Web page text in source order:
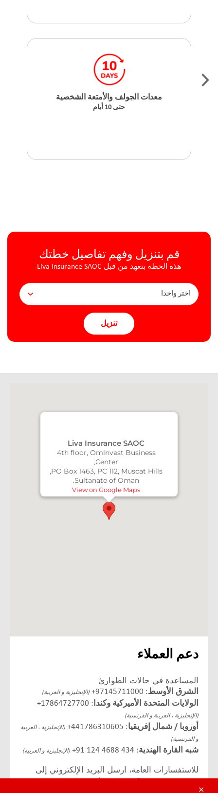
معدات الجولف والأمتعة الشخصية
حتى 10 أيام
قم بتنزيل وفهم تفاصيل خطتك
هذه الخطة بتعهد من قبل Liva Insurance SAOC
Liva Insurance SAOC
4th floor, Ominvest Business
Center,
PO Box 1463, PC 112, Muscat Hills,
Sultanate of Oman.
View on Google Maps
دعم العملاء
المساعدة في حالات الطوارئ
الشرق الأوسط: 97145711000+ (الإنجليزية و العربية)
الولايات المتحدة الأميركية وكندا : 17864727700+
(الإنجليزية ، العربية و الفرنسية)
أوروبا / شمال إفريقيا: 441786310605+
(الإنجليزية ، العربية
و الفرنسية)
شبه القارة الهندية:
91 124 4688 434
+ (الإنجليزية و العربية)
للاستفسارات العامة، ارسل البريد الإلكتروني إلى
travelassurance@tuneprotect.com